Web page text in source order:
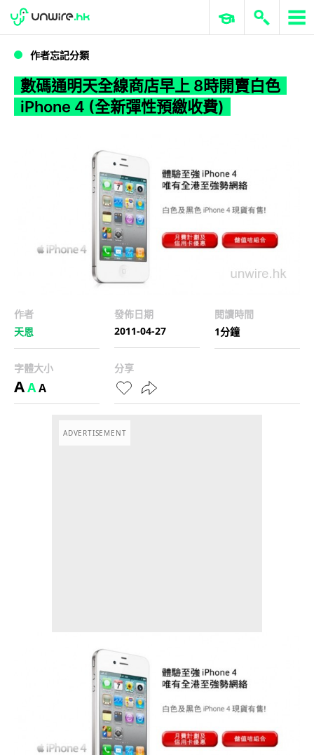
WWDC 2026 ERP 與商業 AI
作者忘記分類
數碼通明天全線商店早上 8時開賣白色
iPhone 4 (全新彈性預繳收費)
作者
天恩
發佈日期
2011-04-27
閱讀時間
1分鐘
字體大小
AAA
分享
ADVERTISEMENT